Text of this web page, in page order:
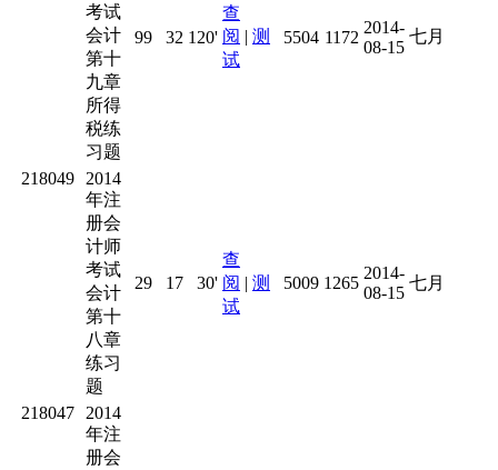
考试
会计
第十
九章
所得
税练
习题
99 32 120'
查
阅 | 测
试
5504 1172
2014-
08-15
七月
218049
2014
年注
册会
计师
考试
会计
第十
八章
练习
题
29 17 30'
查
阅 | 测
试
5009 1265
2014-
08-15
七月
218047
2014
年注
册会